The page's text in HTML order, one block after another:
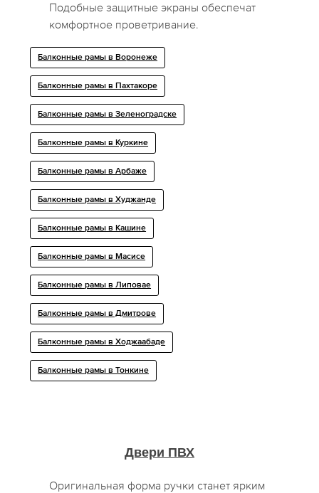
Подобные защитные экраны обеспечат
комфортное проветривание.
Балконные рамы в Воронеже
Балконные рамы в Пахтакоре
Балконные рамы в Зеленоградске
Балконные рамы в Куркине
Балконные рамы в Арбаже
Балконные рамы в Худжанде
Балконные рамы в Кашине
Балконные рамы в Масисе
Балконные рамы в Липoвaе
Балконные рамы в Дмитрове
Балконные рамы в Ходжаабаде
Балконные рамы в Тонкине
Двери ПВХ
Оригинальная форма ручки станет ярким